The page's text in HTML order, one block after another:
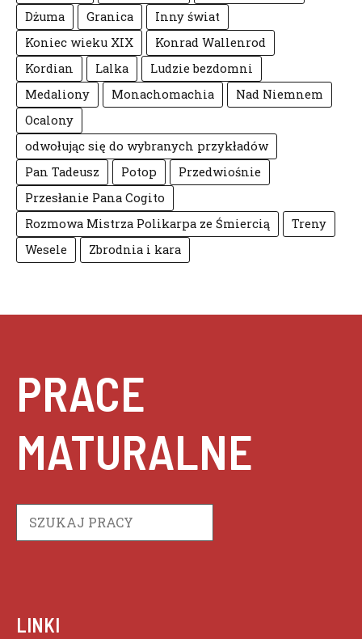
Dżuma
Granica
Inny świat
Koniec wieku XIX
Konrad Wallenrod
Kordian
Lalka
Ludzie bezdomni
Medaliony
Monachomachia
Nad Niemnem
Ocalony
odwołując się do wybranych przykładów
Pan Tadeusz
Potop
Przedwiośnie
Przesłanie Pana Cogito
Rozmowa Mistrza Polikarpa ze Śmiercią
Treny
Wesele
Zbrodnia i kara
PRACE
MATURALNE
LINKI